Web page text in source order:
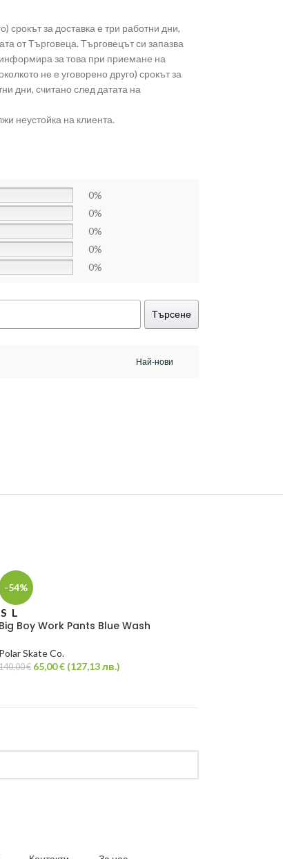
срокът за доставка е три работни дни,
от Търговеца. Търговецът си запазва
за това при приемане на
не е уговорено друго) срокът за
дни, считано след датата на
неустойка на клиента.
0%
0%
0%
0%
0%
Търсене
-54%
S L
Big Boy Work Pants Blue Wash
Polar Skate Co.
€ 65,00€ (127,13лв.)